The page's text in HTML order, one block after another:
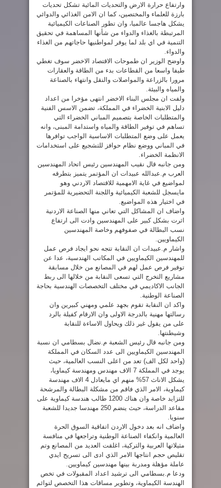
وارتفاع حرارة الارض والتحديات المائية تشكل تحديات
بارزة للعلماء والمختصين، كما ان الامن الغذائي والدوائي
يشكل هاجسا عالميا، وان تطور الصناعات الكيميائية
المرتبطة بالغذاء والدواء من شأنها المساهمة في تحقيق
التنمية في اي بلد لما يوفر لمواطنيها حاجاتهم من الغذاء
والدواء.
واوضح الوزير ان طموحات الاقتصاد الاخضر سوف تغطي
طيفا واسعا من القطاعات بدء من الطاقة والعقارات
مرورا بالزراعة والمواصلات والنقل وانتهاء بالصناعة
والمياه والبيئة.
ولفت ان مجلس البناء الاخضر انتهى مؤخرا من اعداد
دليل الابنية الخضراء في المملكة، تضمن الاسس الفنية
والمتطلبات الخاصة بتصميم المباني الخضراء التي
تساهم في توفير الطاقة والمياه واستدامة المبنى، وانه
يعمل على وضع المتطلبات الاساسية الواجب توافرها
في المباني ووضع نظام حوافز للتشجيع على استخدامات
الانظمة الخضراء.
ومن جانبه قال نقيب المهندسين رئيس اتحاد المهندسين
العرب م.عبدالله عبيدات ان المؤتمر يتميز بتطرقه
لمواضيع في غاية الامهمية للاقتصاد الاردني وهو
مايسجل للشعبة الكيميائية واللجنة التحضيرية للمؤتمر
في اختيار هذه المواضيع.
واضاف ان المشاكل التي تعاني منها الصناعة الاردنية
اثرت بشكل كبير على المهندسين وادت الى ارتفاع
نسب البطالة في صفوفهم وخاصة المهندسين
الكيماويين.
واشار م.عبيدات ان النقابة تتجه نحو ايجاد فرص عمل
للمهندسين الكيماويين في المكاتب الهندسية، عدا عن
توفير فرص عمل لهم في المصانع من خلال مسابقة
مشاريع التخرج التي تسعى النقابة من خلالها الى ربط
الجانب الاكاديمي في مختلف التخصصات الهندسية بحاجة
الصناعة الوطنية.
واكد ان النقابة تقوم بجهد علمي ومهني كبيرين وان
رسالتها مهنية بالدرجة الاولى وان الارقام كفيلة بالرد
على من يقول غير ذلك ويحاول الاساءة للنقابة
وشيطنتها.
ومن جانبه قال رئيس الشعبة م.نضال بسطامي ان نسبة
المهندسين الكيماويين الى عدد السكان في المملكة
(واحد لكل الف) تعد من اعلى النسب العالمية، حيث
يوجد في المملكة 7 الاف مهندس ومهندسة كيماويا،
يشكل الاناث 57% منهم اي مايعادل 4 الاف مهندسة
كيماوية، الامر الذي فاقم من مشكلة البطالة والمرشحة
للتزايد خاصة وان هناك 1200 طالب هندسة كيماوية على
مقاعد الدراسة، حيث ينضم 250 مهندسا جديدا للشعبة
سنويا.
واضاف انه بعد دخول الاردن اتفاقية السوق الحرة
العالمية وانكفاء الصناعة الوطنية وتراجعها في منافسة
مثيلاتها العربية والتركية، اغلقت العديد من المصانع وتم
تقليص حجم انتاجها الامر الذي ادى الى تسريح ايدي
عاملة مؤهلة ومدربة بينها مهندسين كيماويين.
ودعا م.بسطامي الى ترشيد اعداد المقبولات في تخص
الهندسة الكيماوية، وتطوير مساقات هذا التخصص لتوائم